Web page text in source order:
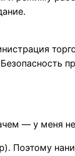
— у меня
Поэтому